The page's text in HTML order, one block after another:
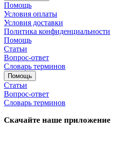
Помощь
Условия оплаты
Условия доставки
Политика конфиденциальности
Помощь
Статьи
Вопрос-ответ
Словарь терминов
Помощь
Статьи
Вопрос-ответ
Словарь терминов
Скачайте наше приложение